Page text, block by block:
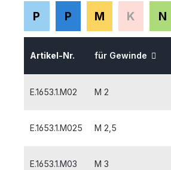
P P M K N
Artikel-Nr. für Gewinde
E.1653.1.M02 M 2
E.1653.1.M025 M 2,5
E.1653.1.M03 M 3